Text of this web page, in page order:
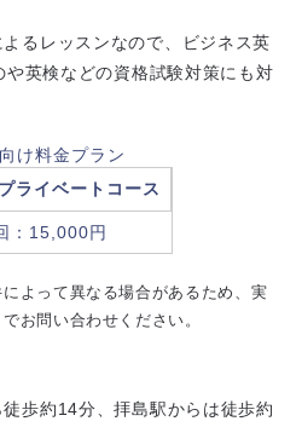
るレッスンなので、ビジネス英
英検などの資格試験対策にも対
け料金プラン
ライベートコース
：15,000円
よって異なる場合があるため、実
お問い合わせください。
歩約14分、拝島駅からは徒歩約